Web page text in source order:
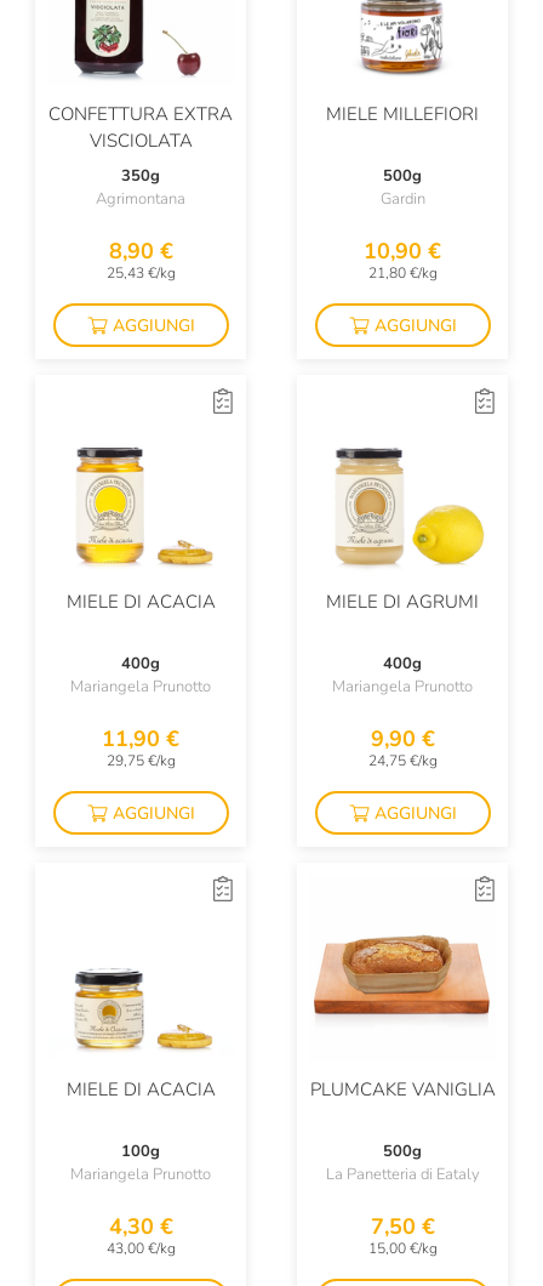
CONFETTURA EXTRA
VISCIOLATA
350g
Agrimontana
8,90 €
25,43 €/kg
AGGIUNGI
MIELE MILLEFIORI
500g
Gardin
10,90 €
21,80 €/kg
AGGIUNGI
MIELE DI ACACIA
400g
Mariangela Prunotto
11,90 €
29,75 €/kg
AGGIUNGI
MIELE DI AGRUMI
400g
Mariangela Prunotto
9,90 €
24,75 €/kg
AGGIUNGI
MIELE DI ACACIA
100g
Mariangela Prunotto
4,30 €
43,00 €/kg
PLUMCAKE VANIGLIA
500g
La Panetteria di Eataly
7,50 €
15,00 €/kg